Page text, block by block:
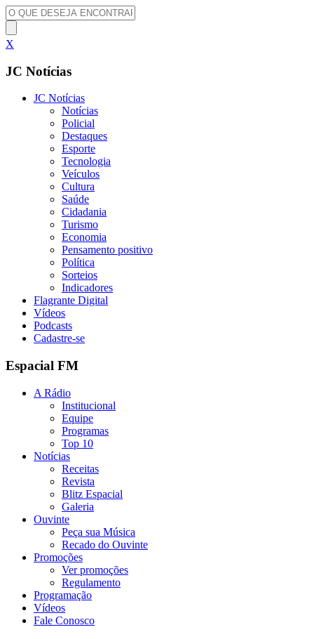
X
JC Notícias
JC Notícias
Notícias
Policial
Destaques
Esporte
Tecnologia
Veículos
Cultura
Saúde
Cidadania
Turismo
Economia
Pensamento positivo
Política
Sorteios
Indicadores
Flagrante Digital
Vídeos
Podcasts
Cadastre-se
Espacial FM
A Rádio
Institucional
Equipe
Programas
Top 10
Notícias
Receitas
Revista
Blitz Espacial
Galeria
Ouvinte
Peça sua Música
Recado do Ouvinte
Promoções
Ver promoções
Regulamento
Programação
Vídeos
Fale Conosco